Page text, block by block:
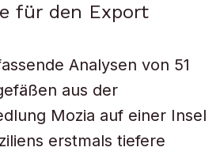
für den Export
Analysen von 51
aus der
Mozia auf einer Insel
erstmals tiefere